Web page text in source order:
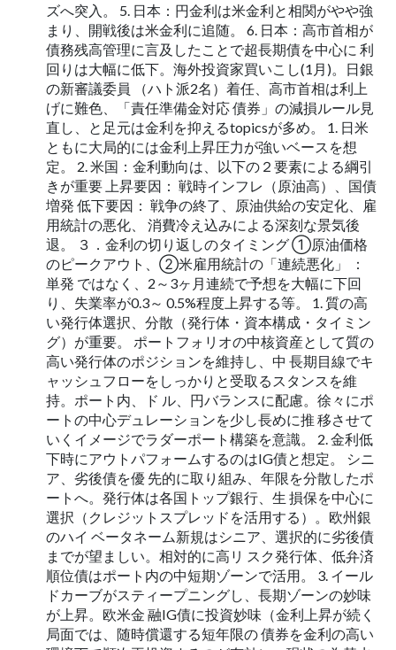
ズへ突入。 5. 日本：円金利は米金利と相関がやや強
まり、開戦後は米金利に追随。 6. 日本：高市首相が
債務残高管理に言及したことで超長期債を中心に 利
回りは大幅に低下。海外投資家買いこし(1月)。日銀
の新審議委員 （ハト派2名）着任、高市首相は利上
げに難色、「責任準備金対応 債券」の減損ルール見
直し、と足元は金利を抑えるtopicsが多め。 1. 日米
ともに大局的には金利上昇圧力が強いベースを想
定。 2. 米国：金利動向は、以下の２要素による綱引
きが重要 上昇要因： 戦時インフレ（原油高）、国債
増発 低下要因： 戦争の終了、原油供給の安定化、雇
用統計の悪化、 消費冷え込みによる深刻な景気後
退。 ３．金利の切り返しのタイミング ①原油価格
のピークアウト、②米雇用統計の「連続悪化」 ：
単発 ではなく、2～3ヶ月連続で予想を大幅に下回
り、失業率が0.3～ 0.5%程度上昇する等。 1. 質の高
い発行体選択、分散（発行体・資本構成・タイミン
グ）が重要。 ポートフォリオの中核資産として質の
高い発行体のポジションを維持し、中 長期目線でキ
ャッシュフローをしっかりと受取るスタンスを維
持。ポート内、ド ル、円バランスに配慮。徐々にポ
ートの中心デュレーションを少し長めに推 移させて
いくイメージでラダーポート構築を意識。 2. 金利低
下時にアウトパフォームするのはIG債と想定。 シニ
ア、劣後債を優 先的に取り組み、年限を分散したポ
ートへ。発行体は各国トップ銀行、生 損保を中心に
選択（クレジットスプレッドを活用する）。欧州銀
のハイ ベータネーム新規はシニア、選択的に劣後債
までが望ましい。相対的に高リ スク発行体、低弁済
順位債はポート内の中短期ゾーンで活用。 3. イール
ドカーブがスティープニングし、長期ゾーンの妙味
が上昇。欧米金 融IG債に投資妙味（金利上昇が続く
局面では、随時償還する短年限の 債券を金利の高い